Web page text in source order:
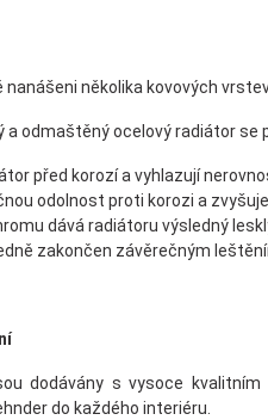
několika kovových
a odmaštěný ocelový radiátor se
před korozí a vyhlazují
odolnost proti korozi a
dává radiátoru výsledný
zakončen závěrečným
dodávány s vysoce kvalitním
do každého interiéru.